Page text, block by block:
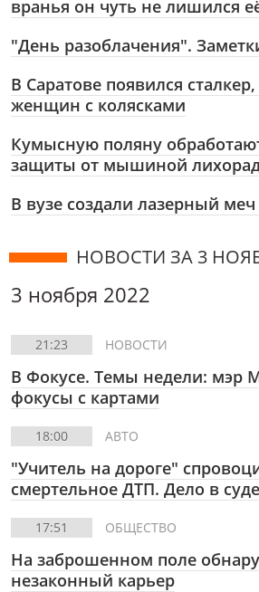
вранья он чуть не лишился
"День разоблачения".
В Саратове появился
женщин с колясками
Кумысную поляну
защиты от мышиной
В вузе создали лазерный
НОВОСТИ ЗА 3
3 ноября 2022
21:23 НОВОСТИ
В Фокусе. Темы недели: мэр
фокусы с картами
18:00 АВТО
"Учитель на дороге"
смертельное ДТП. Дело в суде
17:51 ОБЩЕСТВО
На заброшенном поле
незаконный карьер